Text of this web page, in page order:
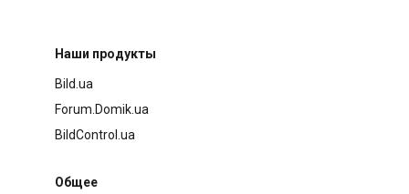
Наши продукты
Bild.ua
Forum.Domik.ua
BildControl.ua
Общее